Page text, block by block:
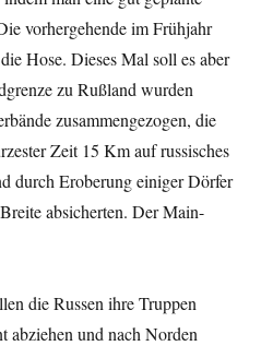
vorhergehende im Frühjahr
Hose. Dieses Mal soll es aber
zu Rußland wurden
zusammengezogen, die
Zeit 15 Km auf russisches
durch Eroberung einiger Dörfer
absicherten. Der Main-
die Russen ihre Truppen
abziehen und nach Norden